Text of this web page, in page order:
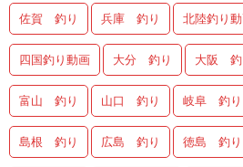
佐賀 釣り 兵庫 釣り 北陸釣り
四国釣り動画 大分 釣り 大阪 釣
富山 釣り 山口 釣り 岐阜 釣り
島根 釣り 広島 釣り 徳島 釣り